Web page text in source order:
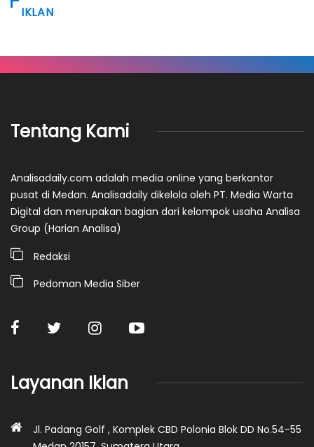
IKLAN
Tentang Kami
Analisadaily.com adalah media online yang berkantor
pusat di Medan. Analisadaily dikelola oleh PT. Media Warta
Digital dan merupakan bagian dari kelompok usaha Analisa
Group (Harian Analisa)
Redaksi
Pedoman Media Siber
Layanan Iklan
Jl. Padang Golf , Komplek CBD Polonia Blok DD No.54-55